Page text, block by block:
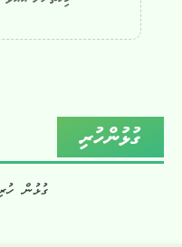
ގުޅުންހުރި
ގުޅުން